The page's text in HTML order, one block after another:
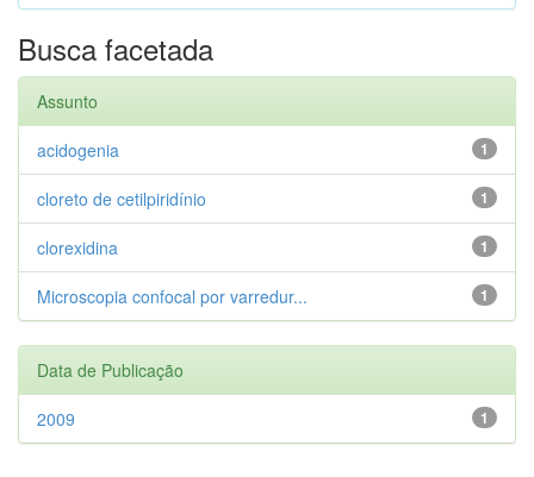
Busca facetada
Assunto
1
acidogenia
1
cloreto de cetilpiridínio
1
clorexidina
1
Microscopia confocal por varredur...
Data de Publicação
1
2009